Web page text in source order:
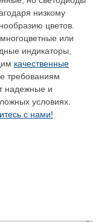
низкому
цветов.
или
индикаторы,
качественные
требованиям
надежные и
условиях.
с нами!